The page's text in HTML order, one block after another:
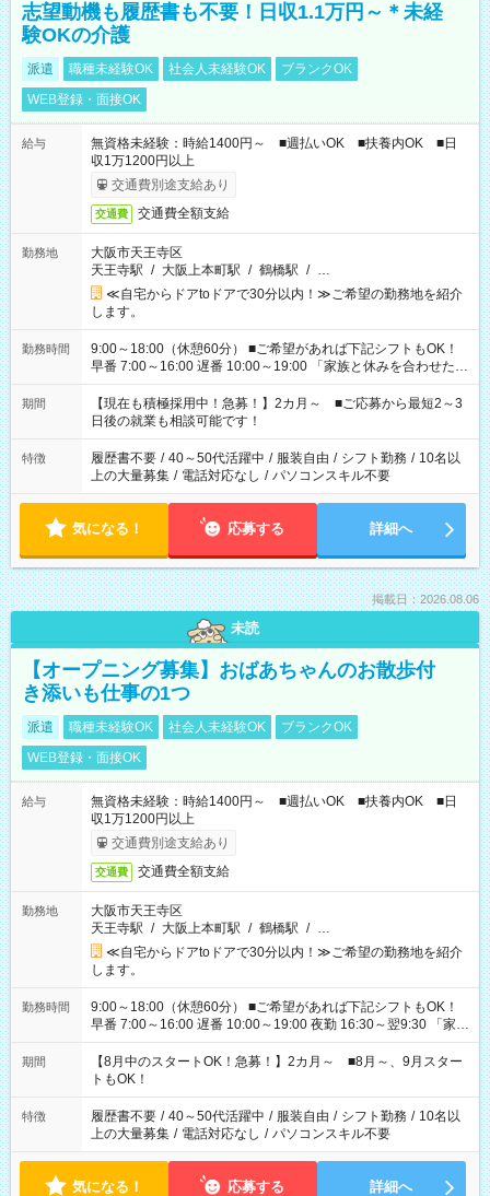
志望動機も履歴書も不要！日収1.1万円～＊未経
験OKの介護
派遣 職種未経験OK 社会人未経験OK
ブランクOK
WEB登録・面接OK
給与
無資格未経験：時給1400円～ ■週払いOK ■扶養内OK ■日
収1万1200円以上
交通費別途支給あり
交通費 交通費全額支給
勤務地
大阪市天王寺区
天王寺駅 / 大阪上本町駅 / 鶴橋駅 / …
≪自宅からドアtoドアで30分以内！≫ご希望の勤務地を紹介
します。
勤務時間
9:00～18:00（休憩60分） ■ご希望があれば下記シフトもOK！
早番 7:00～16:00 遅番 10:00～19:00 「家族と休みを合わせた
い」 「余裕を持って夕飯の準備がしたい」 「できれば残業はし
たくない」 など、ご希望を教えてくださいね。 ※Wワーク希望
の方へ 今ご覧のお仕事で希望する勤務時間と、もう1つのお仕事
の勤務時間。 合計で週40時間を超える場合は応募できません。
期間
【現在も積極採用中！急募！】2カ月～ ■ご応募から最短2～3
日後の就業も相談可能です！
特徴 履歴書不要 / 40～50代活躍中 / 服装自由 / シフト勤務 / 10名以
上の大量募集 / 電話対応なし / パソコンスキル不要
気になる！ 応募する 詳細へ
掲載日：2026.08.06
未読
【オープニング募集】おばあちゃんのお散歩付
き添いも仕事の1つ
派遣 職種未経験OK 社会人未経験OK
ブランクOK
WEB登録・面接OK
給与
無資格未経験：時給1400円～ ■週払いOK ■扶養内OK ■日
収1万1200円以上
交通費別途支給あり
交通費 交通費全額支給
勤務地
大阪市天王寺区
天王寺駅 / 大阪上本町駅 / 鶴橋駅 / …
≪自宅からドアtoドアで30分以内！≫ご希望の勤務地を紹介
します。
勤務時間
9:00～18:00（休憩60分） ■ご希望があれば下記シフトもOK！
早番 7:00～16:00 遅番 10:00～19:00 夜勤 16:30～翌9:30 「家族
と休みを合わせたい」 「余裕を持って夕飯の準備がしたい」
「できれば残業はしたくない」 など、ご希望を教えてください
ね。 ※Wワーク希望の方へ 今ご覧のお仕事で希望する勤務時間
と、もう1つのお仕事の勤務時間。 合計で週40時間を超える場
合は応募できません。
期間
【8月中のスタートOK！急募！】2カ月～ ■8月～、9月スター
トもOK！
特徴 履歴書不要 / 40～50代活躍中 / 服装自由 / シフト勤務 / 10名以
上の大量募集 / 電話対応なし / パソコンスキル不要
気になる！ 応募する 詳細へ